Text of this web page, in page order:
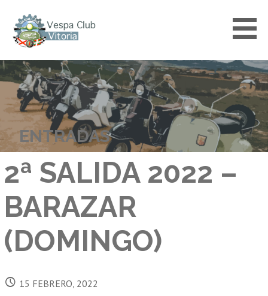
contenido
VESPACLUBVITORIA
ENTRADAS
2ª SALIDA 2022 –
BARAZAR
(DOMINGO)
15 FEBRERO, 2022